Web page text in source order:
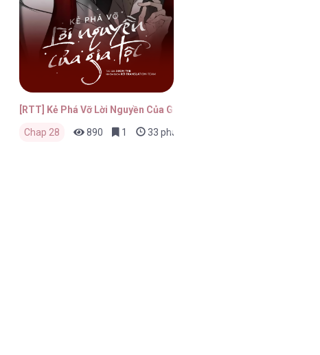
[RTT] Kẻ Phá Vỡ Lời Nguyền Của Gia Tộc
Chap 28 890 1 33 phút trước